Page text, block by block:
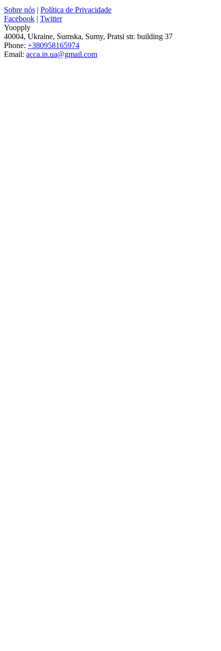
Sobre nós | Política de Privacidade
Facebook | Twitter
Yoopply
40004, Ukraine, Sumska, Sumy, Pratsi str. building 37
Phone: +380958165974
Email: acca.in.ua@gmail.com